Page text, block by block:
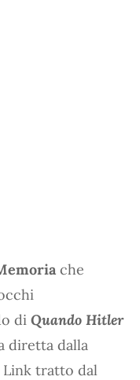
che
di Quando Hitler
diretta dalla
Link tratto dal